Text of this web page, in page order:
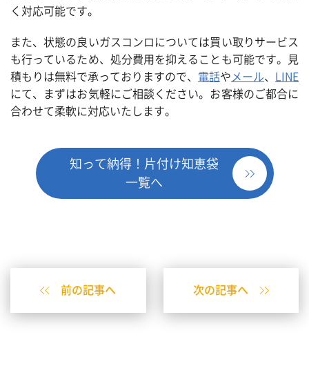
く対応可能です。
また、状態の良いガスコンロについては買い取りサービス
も行っているため、処分費用を抑えることも可能です。見
積もりは無料で承っておりますので、 電話や メール、
LINE
にて、まずはお気軽にご相談ください。お客様のご都合に
合わせて柔軟に対応いたします。
知って納得！片付け知恵袋
一覧へ
前の記事へ 次の記事へ